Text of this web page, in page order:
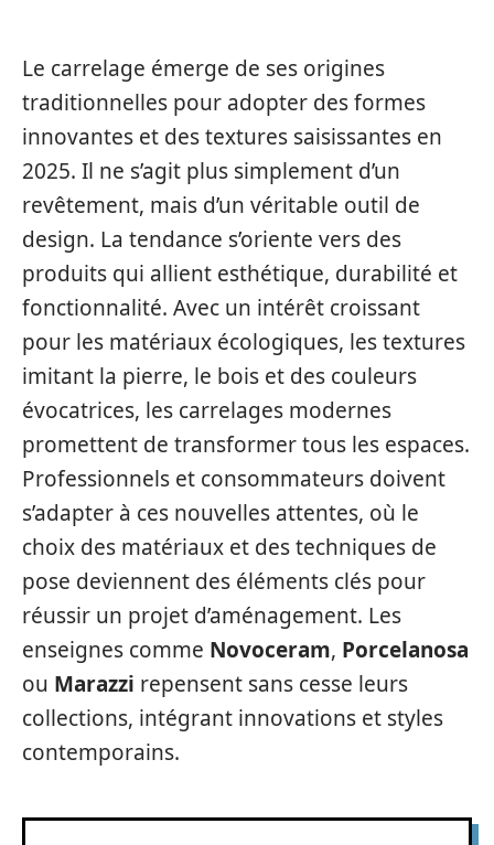
Le carrelage émerge de ses origines
traditionnelles pour adopter des formes
innovantes et des textures saisissantes en
2025. Il ne s’agit plus simplement d’un
revêtement, mais d’un véritable outil de
design. La tendance s’oriente vers des
produits qui allient esthétique, durabilité et
fonctionnalité. Avec un intérêt croissant
pour les matériaux écologiques, les textures
imitant la pierre, le bois et des couleurs
évocatrices, les carrelages modernes
promettent de transformer tous les espaces.
Professionnels et consommateurs doivent
s’adapter à ces nouvelles attentes, où le
choix des matériaux et des techniques de
pose deviennent des éléments clés pour
réussir un projet d’aménagement. Les
enseignes comme Novoceram, Porcelanosa
ou Marazzi repensent sans cesse leurs
collections, intégrant innovations et styles
contemporains.